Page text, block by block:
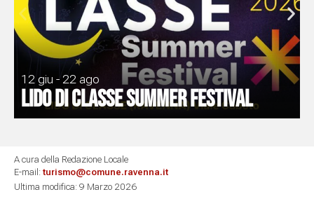
12 giu - 22 ago
Lido di Classe Summer Festival
A cura della Redazione Locale
E-mail: turismo@comune.ravenna.it
Ultima modifica: 9 Marzo 2026